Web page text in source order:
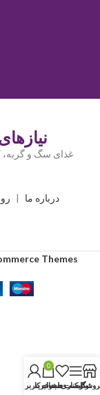
غذای سگ و گربه،
درباره ما
Themes
نوار کناری
لیست دلخواه
0
سبد خرید
حساب کاربری من